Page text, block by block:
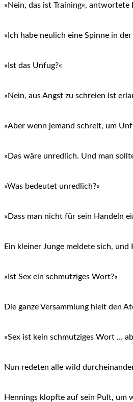
»Nein, das ist Training«,
»Ich habe neulich eine Spinne in
»Ist das Unfug?«
»Nein, aus Angst zu schreien ist
»Aber wenn jemand schreit, um
»Das wäre unredlich. Und man
»Was bedeutet unredlich?«
»Dass man nicht für sein Handeln
Ein kleiner Junge meldete sich,
»Ist Sex ein schmutziges Wort?«
Die ganze Versammlung hielt den
»Sex ist kein schmutziges Wort …
Nun redeten alle wild
Hennings klopfte auf sein Pult, um